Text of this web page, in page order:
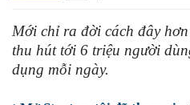
Mới chỉ ra đời cách đây
thu hút tới 6 triệu người
dụng mỗi ngày.